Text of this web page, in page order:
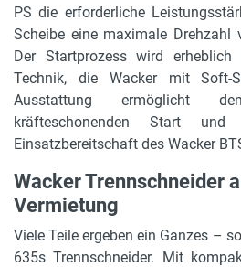
PS die erforderliche
Scheibe eine maximale
Der Startprozess wird
Technik, die Wacker mit Soft-
Ausstattung ermöglicht
kräfteschonenden Start
Einsatzbereitschaft des Wacker
Wacker Trennschneider
Vermietung
Viele Teile ergeben ein Ganzes –
635s Trennschneider. Mit